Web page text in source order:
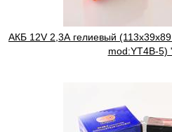
АКБ 12V 2,3А гелиевый
mod:YT4B-5)